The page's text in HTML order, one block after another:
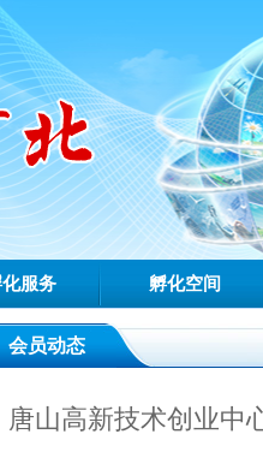
服务 孵化空间
会员动态
唐山高新技术创业中